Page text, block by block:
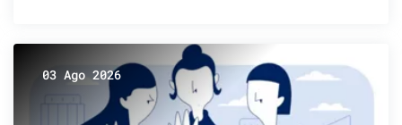
03 Ago 2026